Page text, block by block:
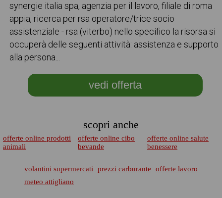
synergie italia spa, agenzia per il lavoro, filiale di roma
appia, ricerca per rsa operatore/trice socio
assistenziale - rsa (viterbo) nello specifico la risorsa si
occuperà delle seguenti attività: assistenza e supporto
alla persona...
vedi offerta
scopri anche
offerte online prodotti
animali
offerte online cibo
bevande
offerte online salute
benessere
volantini supermercati prezzi carburante
offerte lavoro
meteo attigliano